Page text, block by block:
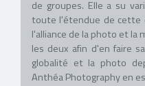
de groupes. Elle a su
toute l'étendue de cette
l'alliance de la photo et la
les deux afin d'en faire
globalité et la photo
Anthéa Photography en